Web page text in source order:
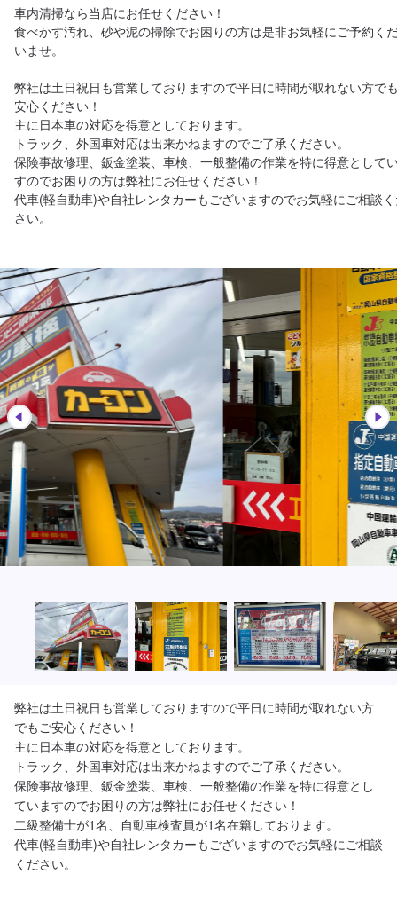
車内清掃なら当店にお任せください！
食べかす汚れ、砂や泥の掃除でお困りの方は是非お気軽にご予約く
いませ。
弊社は土日祝日も営業しておりますので平日に時間が取れない方で
安心ください！
主に日本車の対応を得意としております。
トラック、外国車対応は出来かねますのでご了承ください。
保険事故修理、鈑金塗装、車検、一般整備の作業を特に得意として
すのでお困りの方は弊社にお任せください！
代車(軽自動車)や自社レンタカーもございますのでお気軽にご相談
さい。
弊社は土日祝日も営業しておりますので平日に時間が取れない方
でもご安心ください！
主に日本車の対応を得意としております。
トラック、外国車対応は出来かねますのでご了承ください。
保険事故修理、鈑金塗装、車検、一般整備の作業を特に得意とし
ていますのでお困りの方は弊社にお任せください！
二級整備士が1名、自動車検査員が1名在籍しております。
代車(軽自動車)や自社レンタカーもございますのでお気軽にご相談
ください。